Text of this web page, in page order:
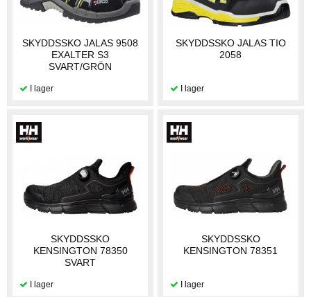
SKYDDSSKO JALAS 9508
EXALTER S3
SVART/GRÖN
SKYDDSSKO JALAS TIO
2058
SKYDDSSKO
KENSINGTON 78350
SVART
SKYDDSSKO
KENSINGTON 78351